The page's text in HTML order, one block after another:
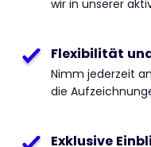
wir in unserer
Flexibilität
Nimm jederzeit
die
Exklusive